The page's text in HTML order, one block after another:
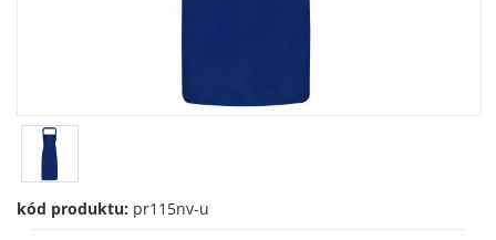
kód produktu: pr115nv-u